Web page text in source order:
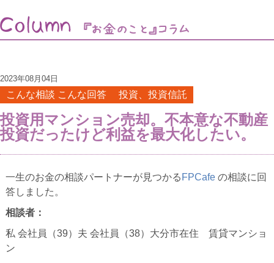
2023年08月04日
こんな相談 こんな回答 投資、投資信託
投資用マンション売却。不本意な不動産
投資だったけど利益を最大化したい。
一生のお金の相談パートナーが見つかる FPCafeの相談に回
答しました。
相談者：
私 会社員（39）夫 会社員（38）大分市在住 賃貸マンショ
ン